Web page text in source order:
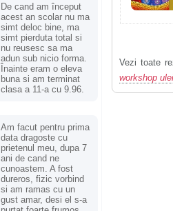
De cand am început
acest an scolar nu ma
simt deloc bine, ma
simt pierduta total si
nu reusesc sa ma
adun sub nicio forma.
Înainte eram o eleva
buna si am terminat
clasa a 11-a cu 9.96.
Am facut pentru prima
data dragoste cu
prietenul meu, dupa 7
ani de cand ne
cunoastem. A fost
dureros, fizic vorbind
si am ramas cu un
gust amar, desi el s-a
Vezi toate
workshop